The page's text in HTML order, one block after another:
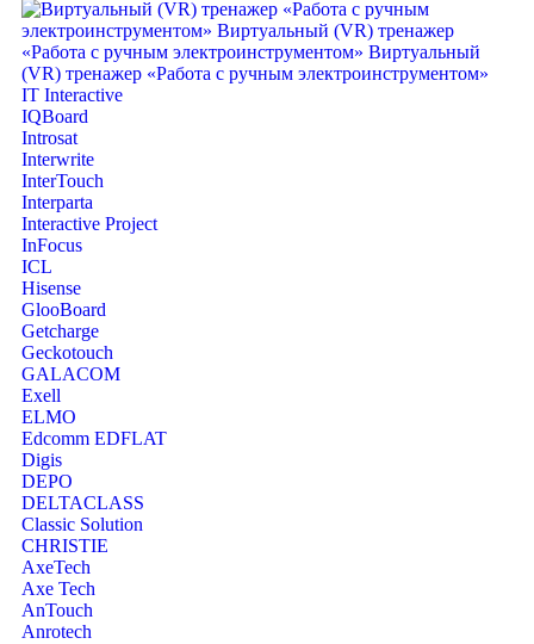
IT Interactive
IQBoard
Introsat
Interwrite
InterTouch
Interparta
Interactive Project
InFocus
ICL
Hisense
GlooBoard
Getcharge
Geckotouch
GALACOM
Exell
ELMO
Edcomm EDFLAT
Digis
DEPO
DELTACLASS
Classic Solution
CHRISTIE
AxeTech
Axe Tech
AnTouch
Anrotech